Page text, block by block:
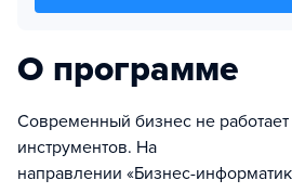
О программе
Современный бизнес не
инструментов. На
направлении «Бизнес-